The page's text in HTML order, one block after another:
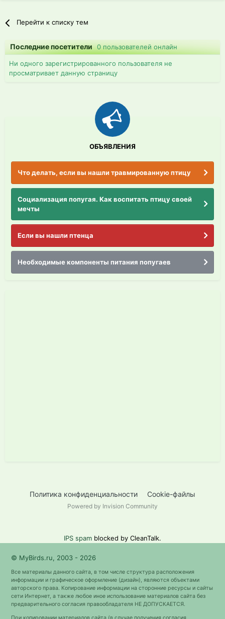
Перейти к списку тем
Последние посетители0 пользователей онлайн
Ни одного зарегистрированного пользователя не
просматривает данную страницу
ОБЪЯВЛЕНИЯ
Что делать, если вы нашли травмированную птицу
Социализация попугая. Как воспитать птицу своей
мечты
Если вы нашли птенца
Необходимые компоненты питания попугаев
Политика конфиденциальности Cookie-файлы
Powered by Invision Community
IPS spam blocked by CleanTalk.
© MyBirds.ru, 2003 - 2026
Все материалы данного сайта, в том числе структура расположения
информации и графическое оформление (дизайн), являются объектами
авторского права. Копирование информации на сторонние ресурсы и сайты
сети Интернет, а также любое иное использование материалов сайта без
предварительного согласия правообладателя НЕ ДОПУСКАЕТСЯ.
При копировании материалов сайта (в случае получения согласия